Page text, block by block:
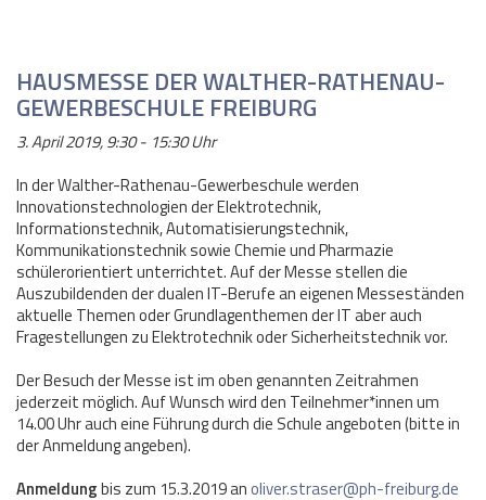
HAUSMESSE DER WALTHER-RATHENAU-
GEWERBESCHULE FREIBURG
3. April 2019, 9:30 - 15:30 Uhr
In der Walther-Rathenau-Gewerbeschule werden
Innovationstechnologien der Elektrotechnik,
Informationstechnik, Automatisierungstechnik,
Kommunikationstechnik sowie Chemie und Pharmazie
schülerorientiert unterrichtet. Auf der Messe stellen die
Auszubildenden der dualen IT-Berufe an eigenen Messeständen
aktuelle Themen oder Grundlagenthemen der IT aber auch
Fragestellungen zu Elektrotechnik oder Sicherheitstechnik vor.
Der Besuch der Messe ist im oben genannten Zeitrahmen
jederzeit möglich. Auf Wunsch wird den Teilnehmer*innen um
14.00 Uhr auch eine Führung durch die Schule angeboten (bitte in
der Anmeldung angeben).
Anmeldungbis zum 15.3.2019 anoliver.straser@ph-freiburg.de